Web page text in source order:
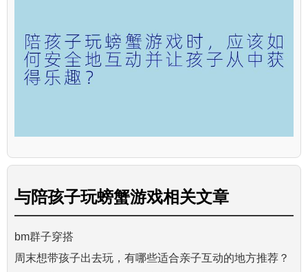
与陪孩子玩螃蟹游戏相关文章
bm群子穿搭
周末想带孩子出去玩，有哪些适合亲子互动的地方推荐？